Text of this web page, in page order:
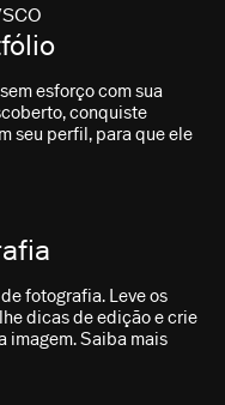
esforço com sua
conquiste
seu perfil, para que ele
fotografia. Leve os
dicas de edição e crie
imagem. Saiba mais